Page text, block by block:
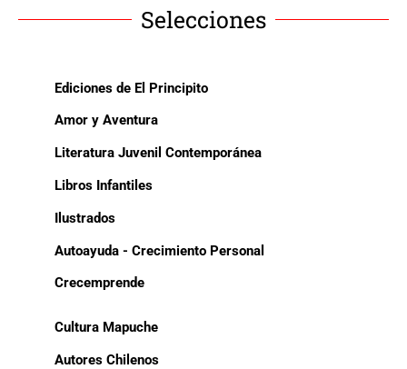
Selecciones
Ediciones de El Principito
Amor y Aventura
Literatura Juvenil Contemporánea
Libros Infantiles
Ilustrados
Autoayuda - Crecimiento Personal
Crecemprende
Cultura Mapuche
Autores Chilenos